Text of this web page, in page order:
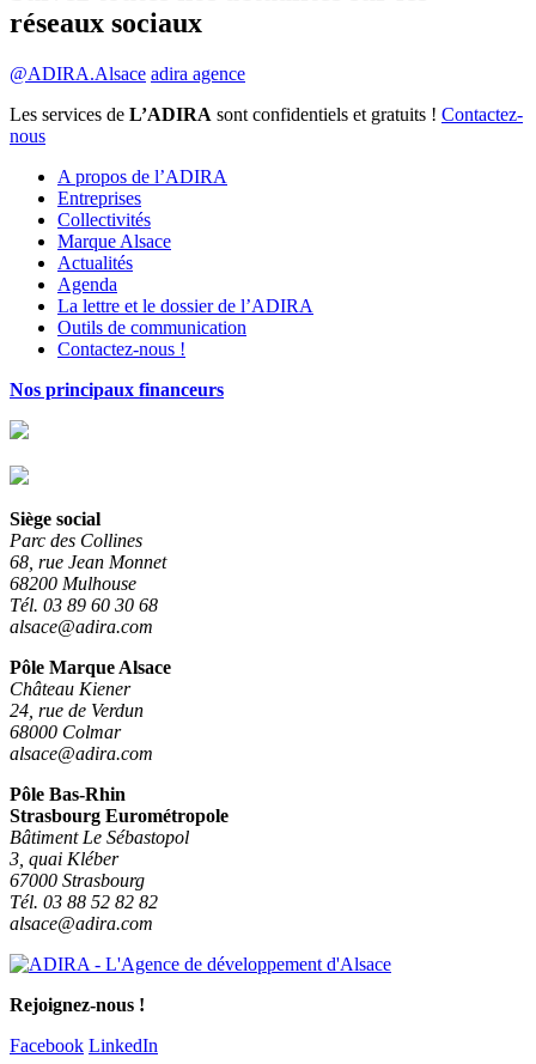
réseaux sociaux
@ADIRA.Alsace adira agence
Les services de L’ADIRA sont confidentiels et gratuits ! Contactez-
nous
A propos de l’ADIRA
Entreprises
Collectivités
Marque Alsace
Actualités
Agenda
La lettre et le dossier de l’ADIRA
Outils de communication
Contactez-nous !
Nos principaux financeurs
Siège social
Parc des Collines
68, rue Jean Monnet
68200 Mulhouse
Tél. 03 89 60 30 68
alsace@adira.com
Pôle Marque Alsace
Château Kiener
24, rue de Verdun
68000 Colmar
alsace@adira.com
Pôle Bas-Rhin
Strasbourg Eurométropole
Bâtiment Le Sébastopol
3, quai Kléber
67000 Strasbourg
Tél. 03 88 52 82 82
alsace@adira.com
Rejoignez-nous !
Facebook LinkedIn